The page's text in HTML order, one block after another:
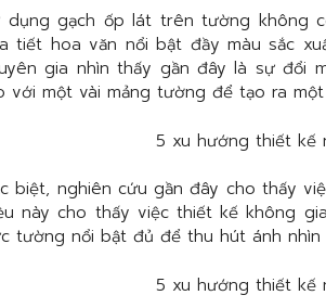
dụng gạch ốp lát trên tường không
tiết hoa văn nổi bật đầy màu sắc
gia nhìn thấy gần đây là sự đổi
với một vài mảng tường để tạo ra
biệt, nghiên cứu gần đây cho thấy
này cho thấy việc thiết kế không
tường nổi bật đủ để thu hút ánh